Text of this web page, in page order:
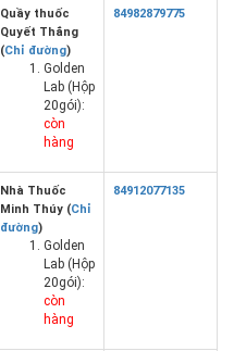
Quầy thuốc
Quyết Thắng
(Chỉ đường)
Golden
Lab (Hộp
20gói):
còn
hàng
84982879775
Nhà Thuốc
Minh Thúy (Chỉ
đường)
Golden
Lab (Hộp
20gói):
còn
hàng
84912077135